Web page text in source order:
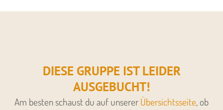
DIESE GRUPPE IST LEIDER
AUSGEBUCHT!
Am besten schaust du auf unserer Übersichtsseite, ob